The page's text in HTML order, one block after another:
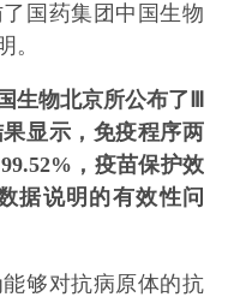
国药集团中国生物
。
生物北京所公布了Ⅲ
显示，免疫程序两
，疫苗保护效
据说明的有效性问
够对抗病原体的抗